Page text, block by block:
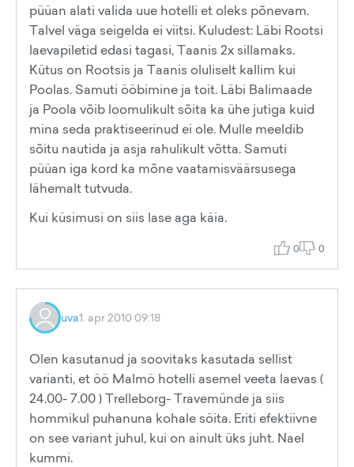
püüan alati valida uue hotelli et oleks põnevam.
Talvel väga seigelda ei viitsi. Kuludest: Läbi Rootsi
laevapiletid edasi tagasi, Taanis 2x sillamaks.
Kütus on Rootsis ja Taanis oluliselt kallim kui
Poolas. Samuti ööbimine ja toit. Läbi Balimaade
ja Poola võib loomulikult sõita ka ühe jutiga kuid
mina seda praktiseerinud ei ole. Mulle meeldib
sõitu nautida ja asja rahulikult võtta. Samuti
püüan iga kord ka mõne vaatamisväärsusega
lähemalt tutvuda.
Kui küsimusi on siis lase aga käia.
0 0
uva1. apr 2010 09:18
Olen kasutanud ja soovitaks kasutada sellist
varianti, et öö Malmö hotelli asemel veeta laevas (
24.00- 7.00 ) Trelleborg- Travemünde ja siis
hommikul puhanuna kohale söita. Eriti efektiivne
on see variant juhul, kui on ainult üks juht. Nael
kummi.